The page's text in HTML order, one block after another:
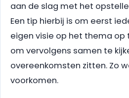
aan de slag met het
Een tip hierbij is om eerst
eigen visie op het thema op
om vervolgens samen te
overeenkomsten zitten. Zo
voorkomen.